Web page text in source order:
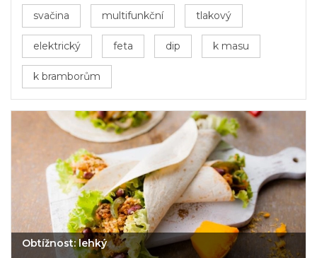
svačina multifunkční tlakový
elektrický feta dip k masu
k bramborům
Obtížnost: lehký